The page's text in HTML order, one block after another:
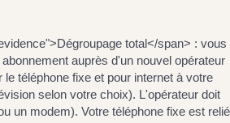
total</span> : vous
auprès d'un nouvel opérateur
le téléphone fixe et pour internet à votre
selon votre choix). L'opérateur doit
un modem). Votre téléphone fixe est relié